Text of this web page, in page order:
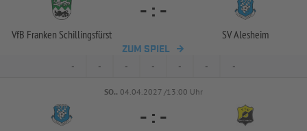
VfB Franken Schillingsfürst
- : -
SV Alesheim
ZUM SPIEL
- - - - - - -
SO.. 04.04.2027 /13:00 Uhr
- : -